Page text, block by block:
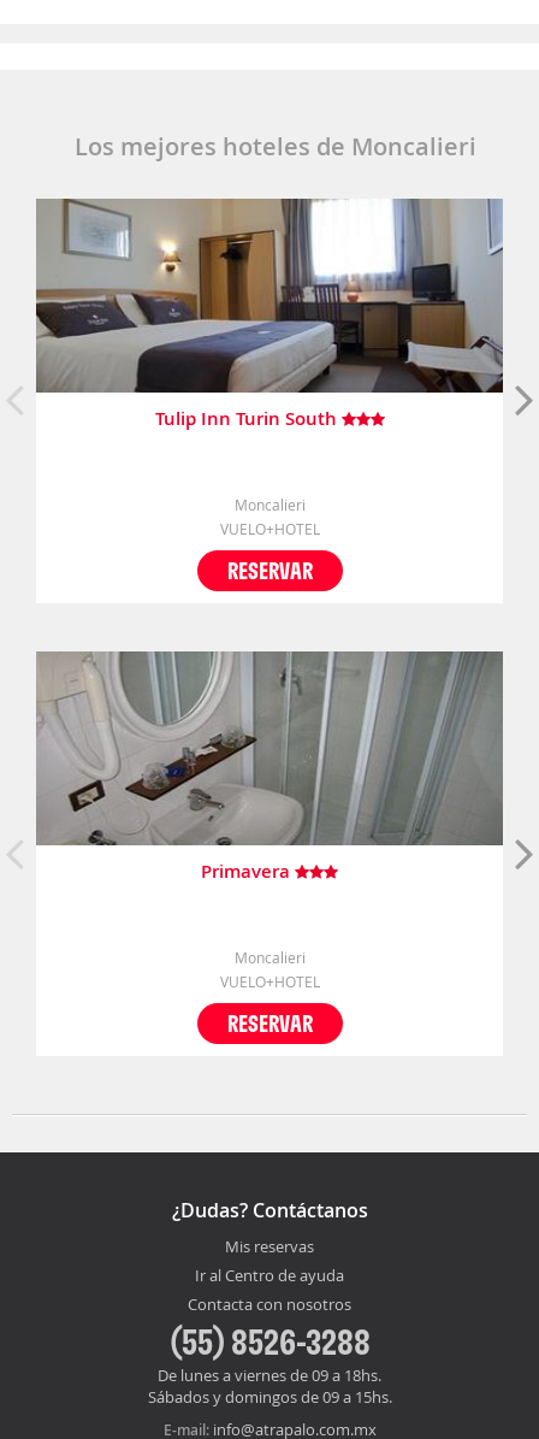
Los mejores hoteles de Moncalieri
Tulip Inn Turin South
Moncalieri
VUELO+HOTEL
RESERVAR
Primavera
Moncalieri
VUELO+HOTEL
RESERVAR
¿Dudas? Contáctanos
Mis reservas
Ir al Centro de ayuda
Contacta con nosotros
(55) 8526-3288
De lunes a viernes de 09 a 18hs.
Sábados y domingos de 09 a 15hs.
E-mail: info@atrapalo.com.mx